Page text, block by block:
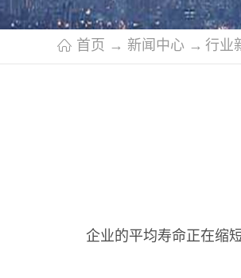
首页 → 新闻中心 → 行业
企业的平均寿命正在缩